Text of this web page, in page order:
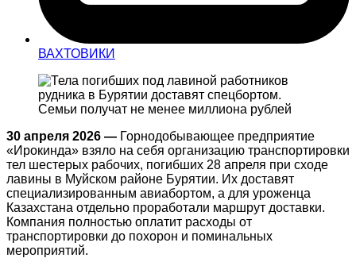
ВАХТОВИКИ
30 апреля 2026 — Горнодобывающее предприятие
«Ирокинда» взяло на себя организацию транспортировки
тел шестерых рабочих, погибших 28 апреля при сходе
лавины в Муйском районе Бурятии. Их доставят
специализированным авиабортом, а для уроженца
Казахстана отдельно проработали маршрут доставки.
Компания полностью оплатит расходы от
транспортировки до похорон и поминальных
мероприятий.